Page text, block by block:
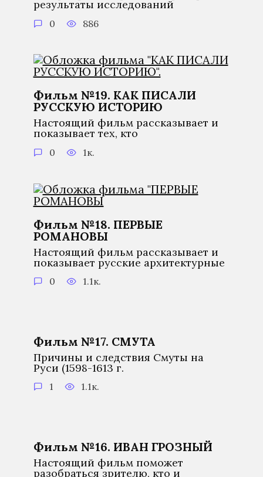
результаты исследований
0 886
Фильм №19. КАК ПИСАЛИ
РУССКУЮ ИСТОРИЮ
Настоящий фильм рассказывает и
показывает тех, кто
0 1к.
Фильм №18. ПЕРВЫЕ
РОМАНОВЫ
Настоящий фильм рассказывает и
показывает русские архитектурные
0 1.1к.
Фильм №17. СМУТА
Причины и следствия Смуты на
Руси (1598-1613 г.
1 1.1к.
Фильм №16. ИВАН ГРОЗНЫЙ
Настоящий фильм поможет
разобраться зрителю, кто и